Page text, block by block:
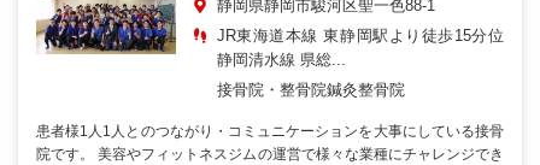
静岡県静岡市駿河区聖一色88-1
JR東海道本線 東静岡駅より徒歩15分位
静岡清水線 県総...
接骨院・整骨院鍼灸整骨院
患者様1人1人とのつながり・コミュニケーションを大事にしている接骨
院です。 美容やフィットネスジムの運営で様々な業種にチャレンジでき